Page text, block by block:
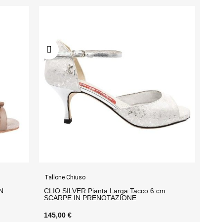
Tallone Chiuso
SOFIA NERO CAMOSCIO Tacco 7 cm
SCARPE IN PRENOTAZIONE
150,00 €